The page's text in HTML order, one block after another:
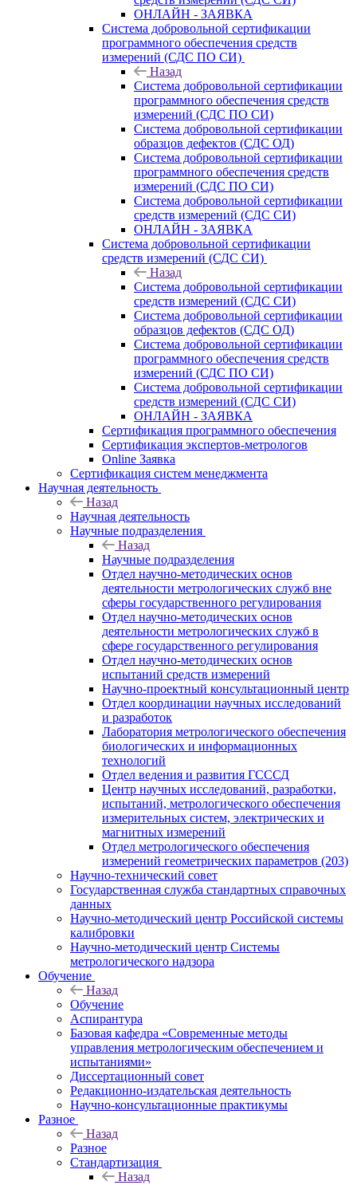
ОНЛАЙН - ЗАЯВКА
Система добровольной сертификации
программного обеспечения средств
измерений (СДС ПО СИ)
Назад
Система добровольной сертификации
программного обеспечения средств
измерений (СДС ПО СИ)
Система добровольной сертификации
образцов дефектов (СДС ОД)
Система добровольной сертификации
программного обеспечения средств
измерений (СДС ПО СИ)
Система добровольной сертификации
средств измерений (СДС СИ)
ОНЛАЙН - ЗАЯВКА
Система добровольной сертификации
средств измерений (СДС СИ)
Назад
Система добровольной сертификации
средств измерений (СДС СИ)
Система добровольной сертификации
образцов дефектов (СДС ОД)
Система добровольной сертификации
программного обеспечения средств
измерений (СДС ПО СИ)
Система добровольной сертификации
средств измерений (СДС СИ)
ОНЛАЙН - ЗАЯВКА
Сертификация программного обеспечения
Сертификация экспертов-метрологов
Online Заявка
Сертификация систем менеджмента
Научная деятельность
Назад
Научная деятельность
Научные подразделения
Назад
Научные подразделения
Отдел научно-методических основ
деятельности метрологических служб вне
сферы государственного регулирования
Отдел научно-методических основ
деятельности метрологических служб в
сфере государственного регулирования
Отдел научно-методических основ
испытаний средств измерений
Научно-проектный консультационный центр
Отдел координации научных исследований
и разработок
Лаборатория метрологического обеспечения
биологических и информационных
технологий
Отдел ведения и развития ГСССД
Центр научных исследований, разработки,
испытаний, метрологического обеспечения
измерительных систем, электрических и
магнитных измерений
Отдел метрологического обеспечения
измерений геометрических параметров (203)
Научно-технический совет
Государственная служба стандартных справочных
данных
Научно-методический центр Российской системы
калибровки
Научно-методический центр Системы
метрологического надзора
Обучение
Назад
Обучение
Аспирантура
Базовая кафедра «Современные методы
управления метрологическим обеспечением и
испытаниями»
Диссертационный совет
Редакционно-издательская деятельность
Научно-консультационные практикумы
Разное
Назад
Разное
Стандартизация
Назад